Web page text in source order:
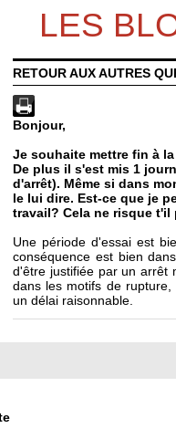
LES
RETOUR AUX AUTRES
Bonjour,
Je souhaite mettre fin à
De plus il s'est mis 1
d'arrêt). Même si dans
le lui dire. Est-ce que je
travail? Cela ne risque
Une période d'essai est
conséquence est bien
d'être justifiée par un arrêt
dans les motifs de
un délai raisonnable.